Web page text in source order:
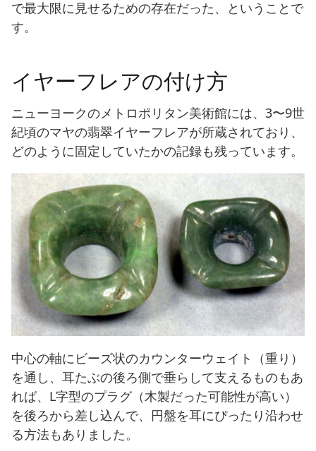
で最大限に見せるための存在だった、ということで
す。
イヤーフレアの付け方
ニューヨークのメトロポリタン美術館には、3〜9世
紀頃のマヤの翡翠イヤーフレアが所蔵されており、
どのように固定していたかの記録も残っています。
中心の軸にビーズ状のカウンターウェイト（重り）
を通し、耳たぶの後ろ側で垂らして支えるものもあ
れば、L字型のプラグ（木製だった可能性が高い）
を後ろから差し込んで、円盤を耳にぴったり沿わせ
る方法もありました。